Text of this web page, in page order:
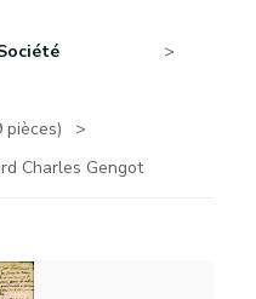
pièces)
Charles Gengot